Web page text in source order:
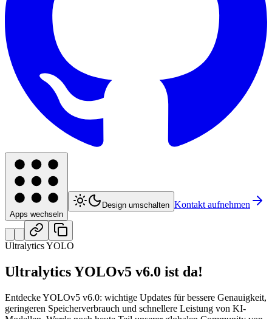
Apps wechseln
Design umschalten Kontakt aufnehmen
Ultralytics YOLO
Ultralytics YOLOv5 v6.0 ist da!
Entdecke YOLOv5 v6.0: wichtige Updates für bessere Genauigkeit,
geringeren Speicherverbrauch und schnellere Leistung von KI-